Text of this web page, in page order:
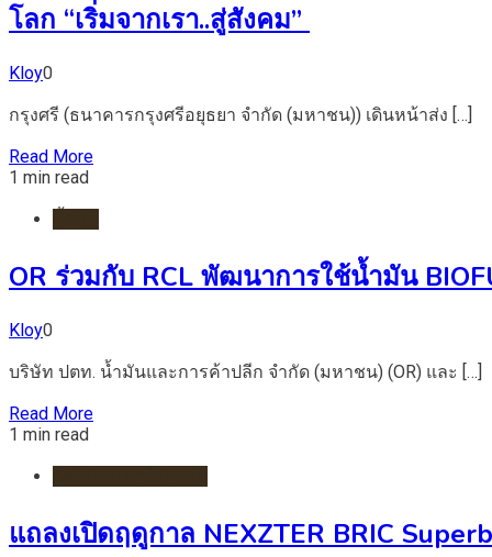
โลก “เริ่มจากเรา..สู่สังคม”
Kloy0
กรุงศรี (ธนาคารกรุงศรีอยุธยา จำกัด (มหาชน)) เดินหน้าส่ง […]
Read More
1 min read
OR ร่วมกับ RCL พัฒนาการใช้น้ำมัน
Kloy0
บริษัท ปตท. น้ำมันและการค้าปลีก จำกัด (มหาชน) (OR) และ […]
Read More
1 min read
แถลงเปิดฤดูกาล NEXZTER BRIC